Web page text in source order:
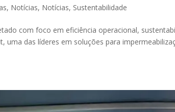
, Notícias, Notícias, Sustentabilidade
com foco em eficiência operacional,
uma das líderes em soluções para